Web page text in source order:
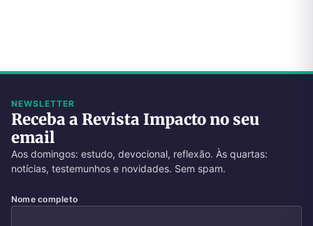
NEWSLETTER
Receba a Revista Impacto no seu
email
Aos domingos: estudo, devocional, reflexão. Às quartas:
notícias, testemunhos e novidades. Sem spam.
Nome completo